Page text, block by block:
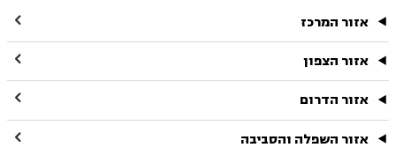
אזור המרכז 
אזור הצפון 
אזור הדרום 
אזור השפלה והסביבה 